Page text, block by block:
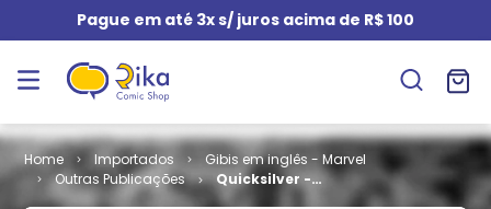
Pague em até 3x s/ juros acima de R$ 100
Importados
Gibis em inglês - Marvel
Outras Publicações
Quicksilver -
No Surrender